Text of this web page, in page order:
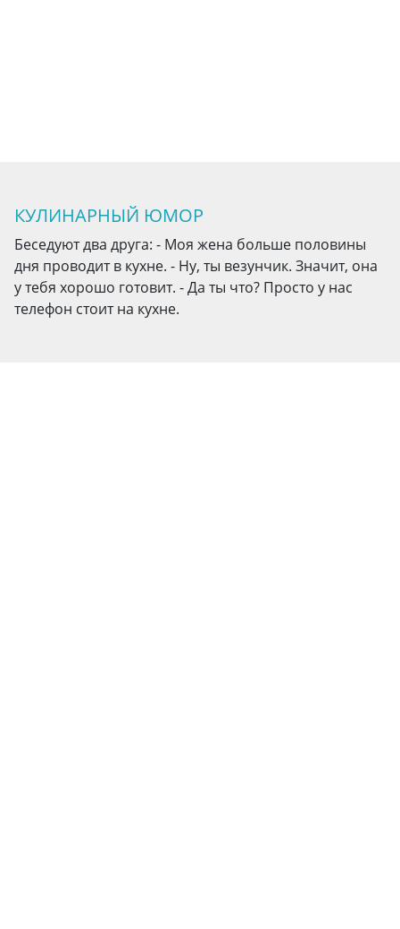
КУЛИНАРНЫЙ ЮМОР
Беседуют два друга: - Моя жена больше половины
дня проводит в кухне. - Ну, ты везунчик. Значит, она
у тебя хорошо готовит. - Да ты что? Просто у нас
телефон стоит на кухне.